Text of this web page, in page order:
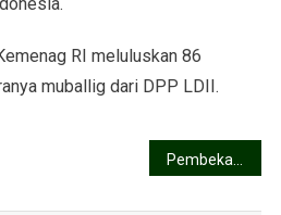
RI meluluskan 86
muballig dari DPP LDII.